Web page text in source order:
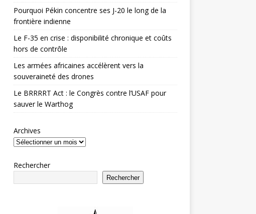
Pourquoi Pékin concentre ses J-20 le long de la
frontière indienne
Le F-35 en crise : disponibilité chronique et coûts
hors de contrôle
Les armées africaines accélèrent vers la
souveraineté des drones
Le BRRRRT Act : le Congrès contre l’USAF pour
sauver le Warthog
Archives
Rechercher
Rechercher